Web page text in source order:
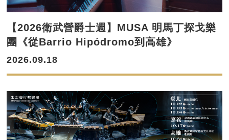
【2026衛武營爵士週】MUSA 明馬丁探戈樂
團《從Barrio Hipódromo到高雄》
2026.09.18